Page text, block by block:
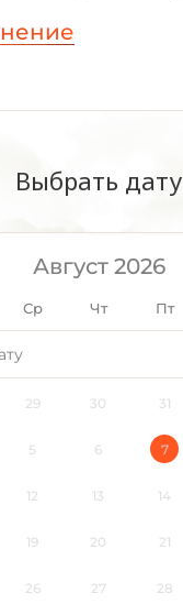
Выбрать дату
Август 2026
Ср Чт Пт
29 30 31
5 6 7
12 13 14
19 20 21
26 27 28